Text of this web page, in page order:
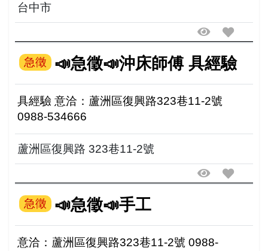
台中市
急徵 📣急徵📣沖床師傅 具經驗
具經驗 意洽：蘆洲區復興路323巷11-2號
0988-534666
蘆洲區復興路 323巷11-2號
急徵 📣急徵📣手工
意洽：蘆洲區復興路323巷11-2號 0988-